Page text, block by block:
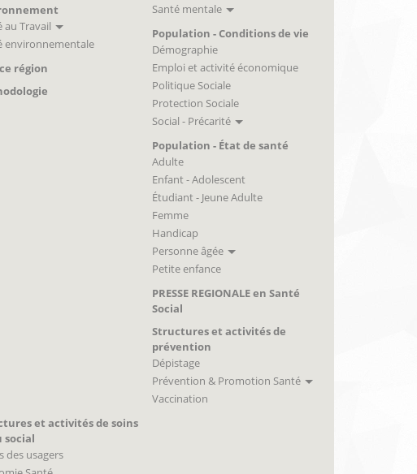
au Travail
environnementale
région
Santé mentale
Population - Conditions de vie
Démographie
Emploi et activité économique
Politique Sociale
Protection Sociale
Social - Précarité
Population - État de santé
Adulte
Enfant - Adolescent
Étudiant - Jeune Adulte
Femme
Handicap
Personne âgée
Petite enfance
PRESSE REGIONALE en Santé
Social
Structures et activités de
prévention
Dépistage
Prévention & Promotion Santé
Vaccination
et activités de soins
social
des usagers